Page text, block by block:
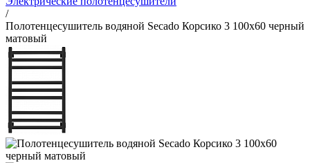
/
Полотенцесушитель водяной Secado Корсико 3 100x60 черный
матовый